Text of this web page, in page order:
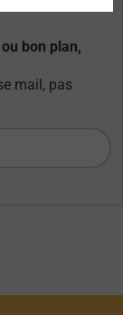
bon plan,
mail, pas